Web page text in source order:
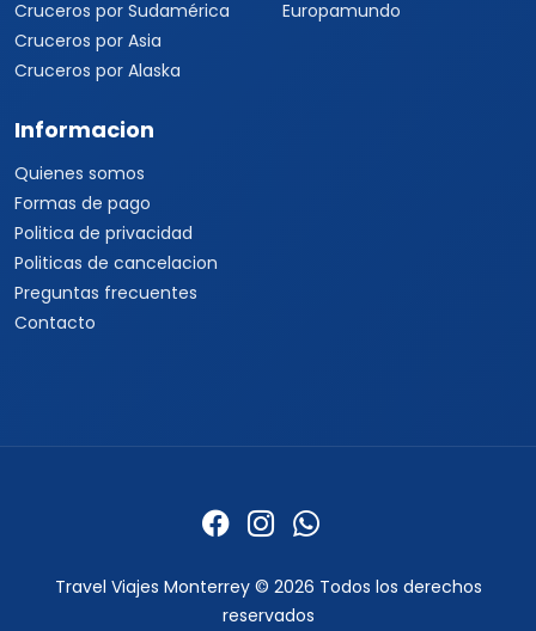
Cruceros por Sudamérica
Cruceros por Asia
Cruceros por Alaska
Europamundo
Informacion
Quienes somos
Formas de pago
Politica de privacidad
Politicas de cancelacion
Preguntas frecuentes
Contacto
Travel Viajes Monterrey © 2026 Todos los derechos
reservados